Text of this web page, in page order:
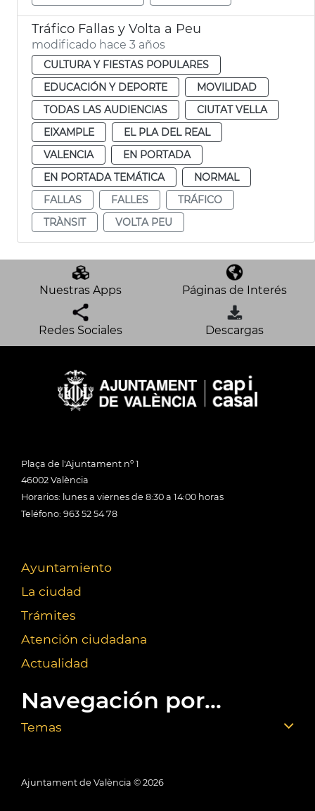
Tráfico Fallas y Volta a Peu
modificado hace 3 años
CULTURA Y FIESTAS POPULARES
EDUCACIÓN Y DEPORTE
MOVILIDAD
TODAS LAS AUDIENCIAS
CIUTAT VELLA
EIXAMPLE
EL PLA DEL REAL
VALENCIA
EN PORTADA
EN PORTADA TEMÁTICA
NORMAL
FALLAS
FALLES
TRÁFICO
TRÀNSIT
VOLTA PEU
Nuestras Apps Páginas de Interés
Redes Sociales Descargas
Plaça de l'Ajuntament nº 1
46002 València
Horarios: lunes a viernes de 8:30 a 14:00 horas
Teléfono: 963 52 54 78
Ayuntamiento
La ciudad
Trámites
Atención ciudadana
Actualidad
Navegación por...
Temas
Ajuntament de València © 2026